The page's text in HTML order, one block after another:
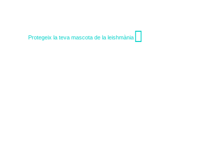
Protegeix la teva mascota de la leishmània